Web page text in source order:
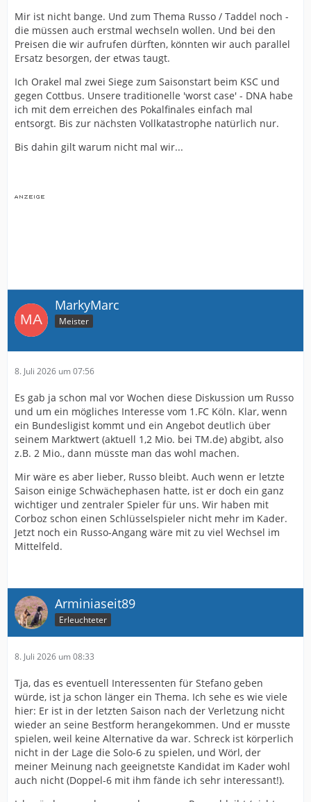
Mir ist nicht bange. Und zum Thema Russo / Taddel noch -
die müssen auch erstmal wechseln wollen. Und bei den
Preisen die wir aufrufen dürften, könnten wir auch parallel
Ersatz besorgen, der etwas taugt.
Ich Orakel mal zwei Siege zum Saisonstart beim KSC und
gegen Cottbus. Unsere traditionelle 'worst case' - DNA habe
ich mit dem erreichen des Pokalfinales einfach mal
entsorgt. Bis zur nächsten Vollkatastrophe natürlich nur.
Bis dahin gilt warum nicht mal wir...
MarkyMarc
Meister
8. Juli 2026 um 07:56
Es gab ja schon mal vor Wochen diese Diskussion um Russo
und um ein mögliches Interesse vom 1.FC Köln. Klar, wenn
ein Bundesligist kommt und ein Angebot deutlich über
seinem Marktwert (aktuell 1,2 Mio. bei TM.de) abgibt, also
z.B. 2 Mio., dann müsste man das wohl machen.
Mir wäre es aber lieber, Russo bleibt. Auch wenn er letzte
Saison einige Schwächephasen hatte, ist er doch ein ganz
wichtiger und zentraler Spieler für uns. Wir haben mit
Corboz schon einen Schlüsselspieler nicht mehr im Kader.
Jetzt noch ein Russo-Angang wäre mit zu viel Wechsel im
Mittelfeld.
Arminiaseit89
Erleuchteter
8. Juli 2026 um 08:33
Tja, das es eventuell Interessenten für Stefano geben
würde, ist ja schon länger ein Thema. Ich sehe es wie viele
hier: Er ist in der letzten Saison nach der Verletzung nicht
wieder an seine Bestform herangekommen. Und er musste
spielen, weil keine Alternative da war. Schreck ist körperlich
nicht in der Lage die Solo-6 zu spielen, und Wörl, der
meiner Meinung nach geeignetste Kandidat im Kader wohl
auch nicht (Doppel-6 mit ihm fände ich sehr interessant!).